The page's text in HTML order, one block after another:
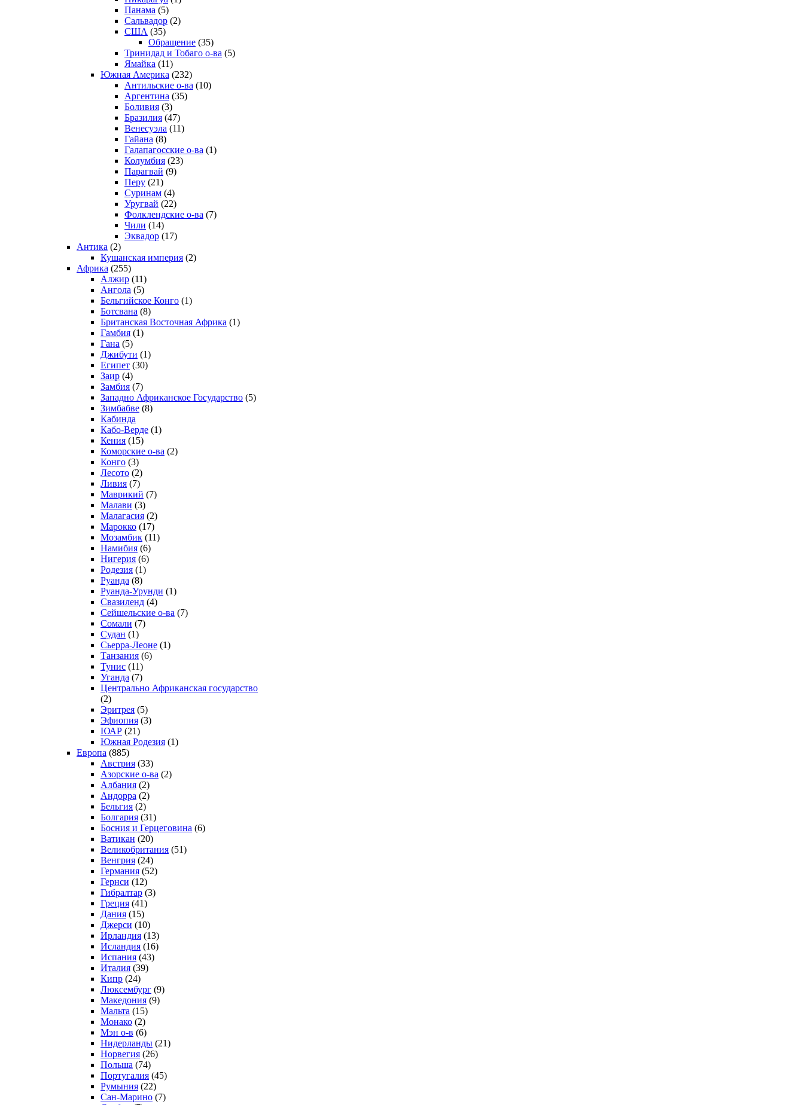
Панама (5)
Сальвадор (2)
США (35)
Обращение (35)
Тринидад и Тобаго о-ва (5)
Ямайка (11)
Южная Америка (232)
Антильские о-ва (10)
Аргентина (35)
Боливия (3)
Бразилия (47)
Венесуэла (11)
Гайана (8)
Галапагосские о-ва (1)
Колумбия (23)
Парагвай (9)
Перу (21)
Суринам (4)
Уругвай (22)
Фолклендские о-ва (7)
Чили (14)
Эквадор (17)
Антика (2)
Кушанская империя (2)
Африка (255)
Алжир (11)
Ангола (5)
Бельгийское Конго (1)
Ботсвана (8)
Британская Восточная Африка (1)
Гамбия (1)
Гана (5)
Джибути (1)
Египет (30)
Заир (4)
Замбия (7)
Западно Африканское Государство (5)
Зимбабве (8)
Кабинда
Кабо-Верде (1)
Кения (15)
Коморские о-ва (2)
Конго (3)
Лесото (2)
Ливия (7)
Маврикий (7)
Малави (3)
Малагасия (2)
Марокко (17)
Мозамбик (11)
Намибия (6)
Нигерия (6)
Родезия (1)
Руанда (8)
Руанда-Урунди (1)
Свазиленд (4)
Сейшельские о-ва (7)
Сомали (7)
Судан (1)
Сьерра-Леоне (1)
Танзания (6)
Тунис (11)
Уганда (7)
Центрально Африканская государство
(2)
Эритрея (5)
Эфиопия (3)
ЮАР (21)
Южная Родезия (1)
Европа (885)
Австрия (33)
Азорские о-ва (2)
Албания (2)
Андорра (2)
Бельгия (2)
Болгария (31)
Босния и Герцеговина (6)
Ватикан (20)
Великобритания (51)
Венгрия (24)
Германия (52)
Гернси (12)
Гибралтар (3)
Греция (41)
Дания (15)
Джерси (10)
Ирландия (13)
Исландия (16)
Испания (43)
Италия (39)
Кипр (24)
Люксембург (9)
Македония (9)
Мальта (15)
Монако (2)
Мэн о-в (6)
Нидерланды (21)
Норвегия (26)
Польша (74)
Португалия (45)
Румыния (22)
Сан-Марино (7)